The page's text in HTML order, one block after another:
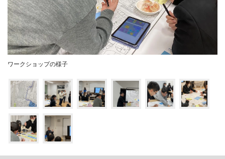
ワークショップの様子